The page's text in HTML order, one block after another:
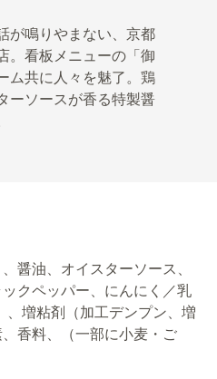
が鳴りやまない、京都
。看板メニューの「御
ム共に人々を魅了。鶏
ーソースが香る特製醤
醤油、オイスターソース、
クペッパー、にんにく／乳
増粘剤（加工デンプン、増
香料、（一部に小麦・ご